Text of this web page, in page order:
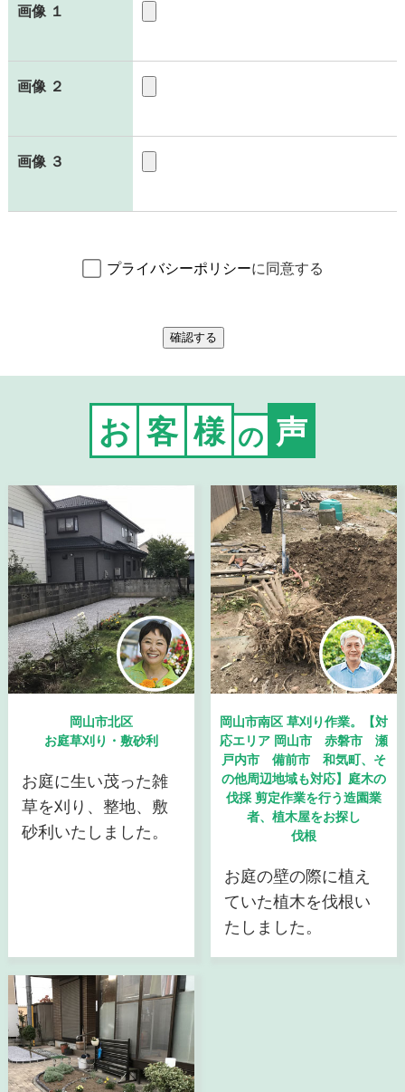
画像 １
画像 ２
画像 ３
プライバシーポリシーに同意する
お 客 様 の 声
岡山市北区
お庭草刈り・敷砂利
お庭に生い茂った雑
草を刈り、整地、敷
砂利いたしました。
岡山市南区 草刈り作業。【対
応エリア 岡山市 赤磐市 瀬
戸内市 備前市 和気町、そ
の他周辺地域も対応】庭木の
伐採 剪定作業を行う造園業
者、植木屋をお探し
伐根
お庭の壁の際に植え
ていた植木を伐根い
たしました。